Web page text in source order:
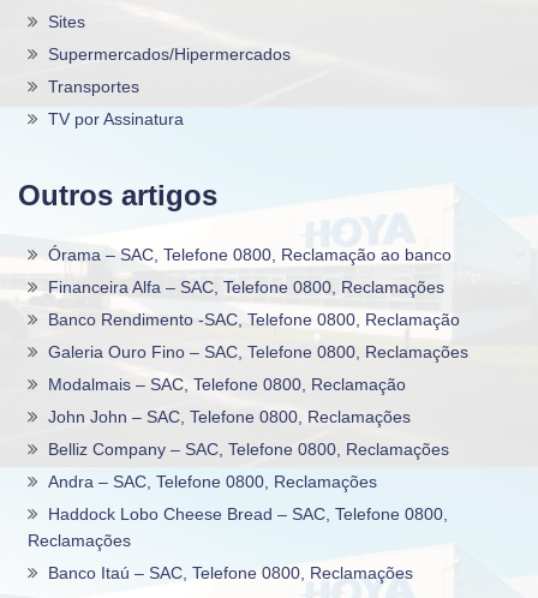
Sites
Supermercados/Hipermercados
Transportes
TV por Assinatura
Outros artigos
Órama – SAC, Telefone 0800, Reclamação ao banco
Financeira Alfa – SAC, Telefone 0800, Reclamações
Banco Rendimento -SAC, Telefone 0800, Reclamação
Galeria Ouro Fino – SAC, Telefone 0800, Reclamações
Modalmais – SAC, Telefone 0800, Reclamação
John John – SAC, Telefone 0800, Reclamações
Belliz Company – SAC, Telefone 0800, Reclamações
Andra – SAC, Telefone 0800, Reclamações
Haddock Lobo Cheese Bread – SAC, Telefone 0800,
Reclamações
Banco Itaú – SAC, Telefone 0800, Reclamações